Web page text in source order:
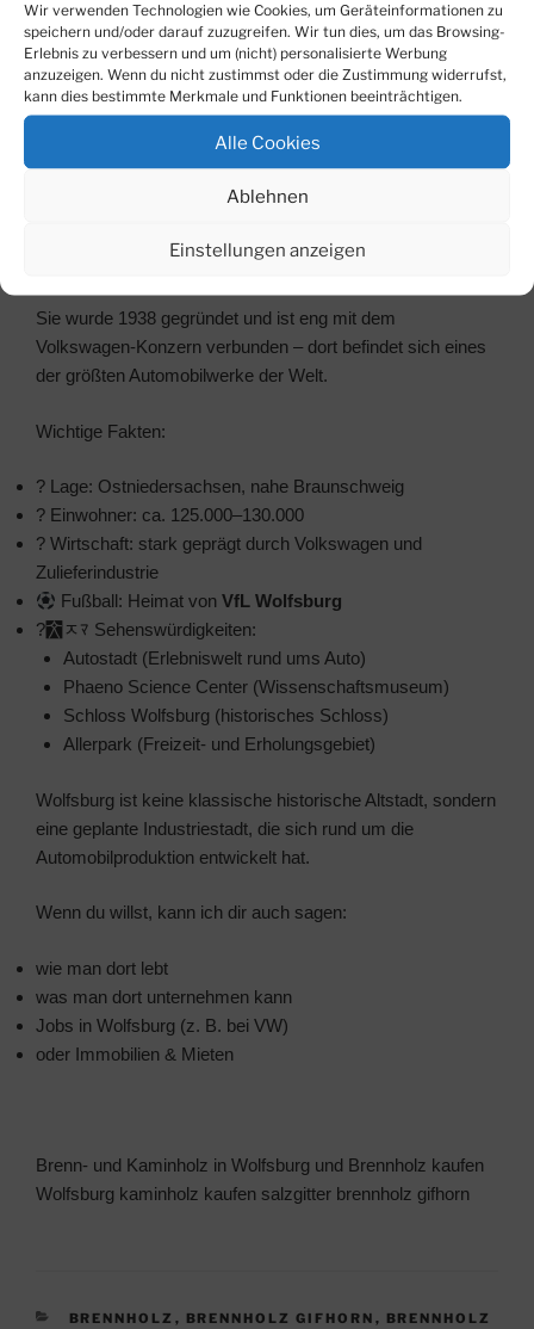
Wir verwenden Technologien wie Cookies, um Geräteinformationen zu
speichern und/oder darauf zuzugreifen. Wir tun dies, um das Browsing-
Erlebnis zu verbessern und um (nicht) personalisierte Werbung
anzuzeigen. Wenn du nicht zustimmst oder die Zustimmung widerrufst,
kann dies bestimmte Merkmale und Funktionen beeinträchtigen.
Alle Cookies
Ablehnen
Einstellungen anzeigen
Birke ca. 1.900 kWh/Raummeter
Wenn Sie Kaminholz in der RegionMagdeburg,
WolfsburgoderGommernkaufen möchten, kann ich
Ihnen auch aktuelle Anbieter und Liefermöglichkeiten
und vor allem als „Autostadt“ bekannt.
Sie wurde 1938 gegründet und ist eng mit dem
Volkswagen-Konzern verbunden – dort befindet sich eines
der größten Automobilwerke der Welt.
Wichtige Fakten:
? Lage: Ostniedersachsen, nahe Braunschweig
? Einwohner: ca. 125.000–130.000
? Wirtschaft: stark geprägt durch Volkswagen und
Zulieferindustrie
Fußball: Heimat vonVfL Wolfsburg
?￯ﾸﾏ Sehenswürdigkeiten:
Autostadt (Erlebniswelt rund ums Auto)
Phaeno Science Center (Wissenschaftsmuseum)
Schloss Wolfsburg (historisches Schloss)
Allerpark (Freizeit- und Erholungsgebiet)
Wolfsburg ist keine klassische historische Altstadt, sondern
eine geplante Industriestadt, die sich rund um die
Automobilproduktion entwickelt hat.
Wenn du willst, kann ich dir auch sagen:
wie man dort lebt
was man dort unternehmen kann
Jobs in Wolfsburg (z. B. bei VW)
oder Immobilien & Mieten
Brenn- und Kaminholz in Wolfsburg und Brennholz kaufen
Wolfsburg kaminholz kaufen salzgitter brennholz gifhorn
KATEGORIEN
BRENNHOLZ , BRENNHOLZ GIFHORN , BRENNHOLZ